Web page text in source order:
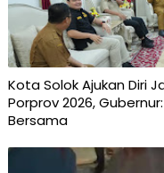
Kota Solok Ajukan Diri
Porprov 2026,
Bersama